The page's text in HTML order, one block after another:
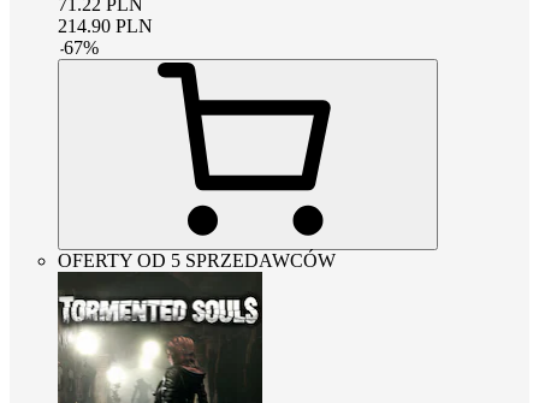
71.22 PLN
214.90 PLN
-67%
OFERTY OD 5 SPRZEDAWCÓW